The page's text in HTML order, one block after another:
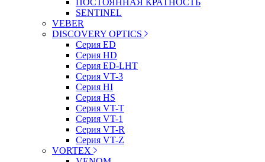
ПОСТОЯННАЯ КРАТНОСТЬ
SENTINEL
VEBER
DISCOVERY OPTICS
Серия ED
Серия HD
Серия ED-LHT
Серия VT-3
Серия HI
Серия HS
Серия VT-T
Серия VT-1
Серия VT-R
Серия VT-Z
VORTEX